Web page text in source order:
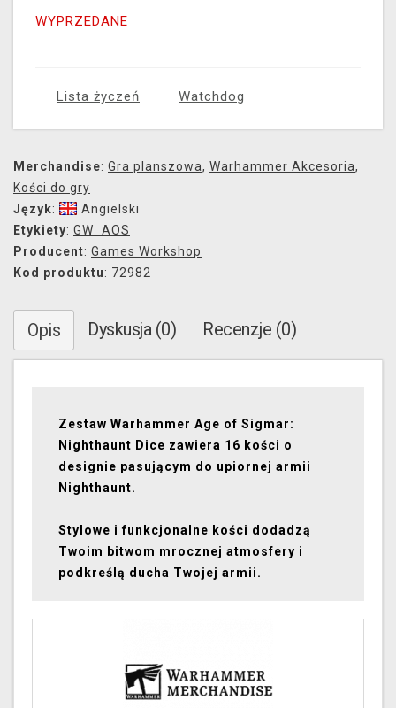
WYPRZEDANE
Lista życzeń Watchdog
Merchandise: Gra planszowa, Warhammer Akcesoria,
Kości do gry
Język:
Angielski
Etykiety: GW_AOS
Producent: Games Workshop
Kod produktu: 72982
Opis Dyskusja (0) Recenzje (0)
Zestaw Warhammer Age of Sigmar:
Nighthaunt Dice zawiera 16 kości o
designie pasującym do upiornej armii
Nighthaunt.
Stylowe i funkcjonalne kości dodadzą
Twoim bitwom mrocznej atmosfery i
podkreślą ducha Twojej armii.